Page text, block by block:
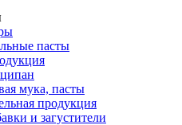
пасты
мука, пасты
продукция
и загустители